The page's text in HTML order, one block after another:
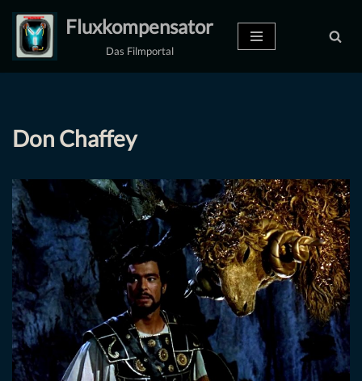
Zum
Inhalt
Fluxkompensator
Das Filmportal
Don Chaffey